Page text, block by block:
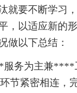
就要不断学习
，以适应新的
做以下总结：
服务为主兼****
节紧密相连，